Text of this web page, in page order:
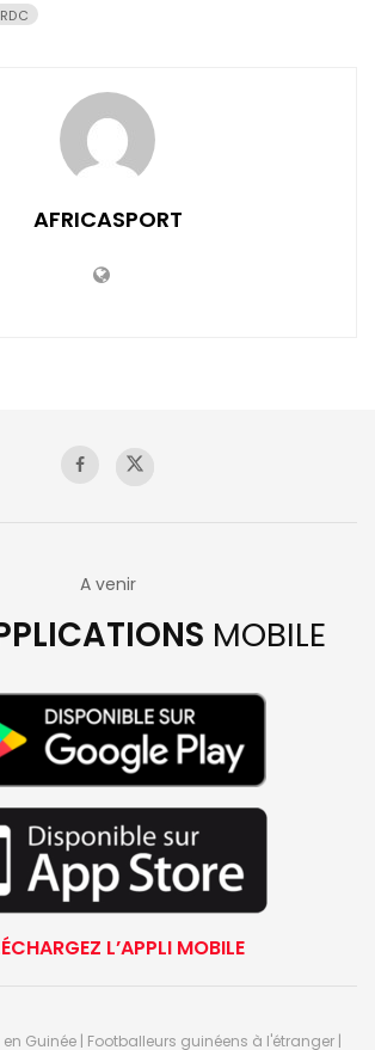
RDC
AFRICASPORT
A venir
MOBILE
L’APPLI MOBILE
Guinée | Footballeurs guinéens à l'étranger |